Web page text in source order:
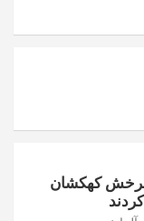
کهکشان